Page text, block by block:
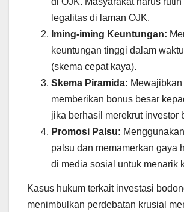
legalitas di laman OJK.
Iming-iming Keuntungan:
keuntungan tinggi dalam
(skema cepat kaya).
Skema Piramida: Mewajibkan
memberikan bonus besar
jika berhasil merekrut investor
Promosi Palsu:
palsu dan memamerkan gaya
di media sosial untuk menarik
Kasus hukum terkait investasi
menimbulkan perdebatan krusial